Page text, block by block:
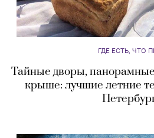
ГДЕ ЕСТЬ, ЧТО
Тайные дворы,
крыше: лучшие летние